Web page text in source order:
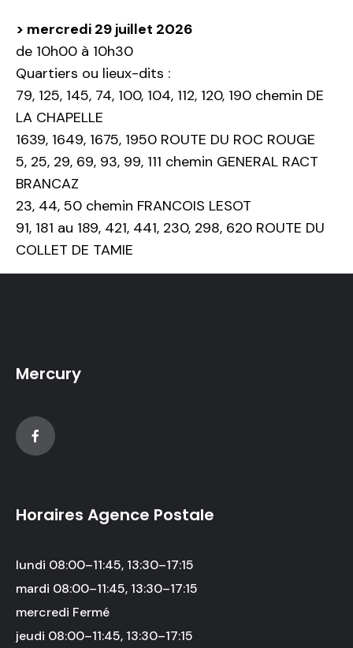
> mercredi 29 juillet 2026
de 10h00 à 10h30
Quartiers ou lieux-dits :
79, 125, 145, 74, 100, 104, 112, 120, 190 chemin DE
LA CHAPELLE
1639, 1649, 1675, 1950 ROUTE DU ROC ROUGE
5, 25, 29, 69, 93, 99, 111 chemin GENERAL RACT
BRANCAZ
23, 44, 50 chemin FRANCOIS LESOT
91, 181 au 189, 421, 441, 230, 298, 620 ROUTE DU
COLLET DE TAMIE
Mercury
Horaires Agence Postale
lundi 08:00–11:45, 13:30–17:15
mardi 08:00–11:45, 13:30–17:15
mercredi Fermé
jeudi 08:00–11:45, 13:30–17:15